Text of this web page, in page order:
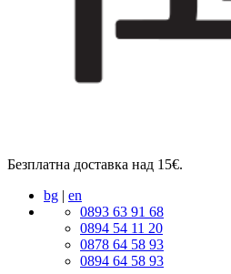
Безплатна доставка над 15€.
bg | en
0893 63 91 68
0894 54 11 20
0878 64 58 93
0894 64 58 93